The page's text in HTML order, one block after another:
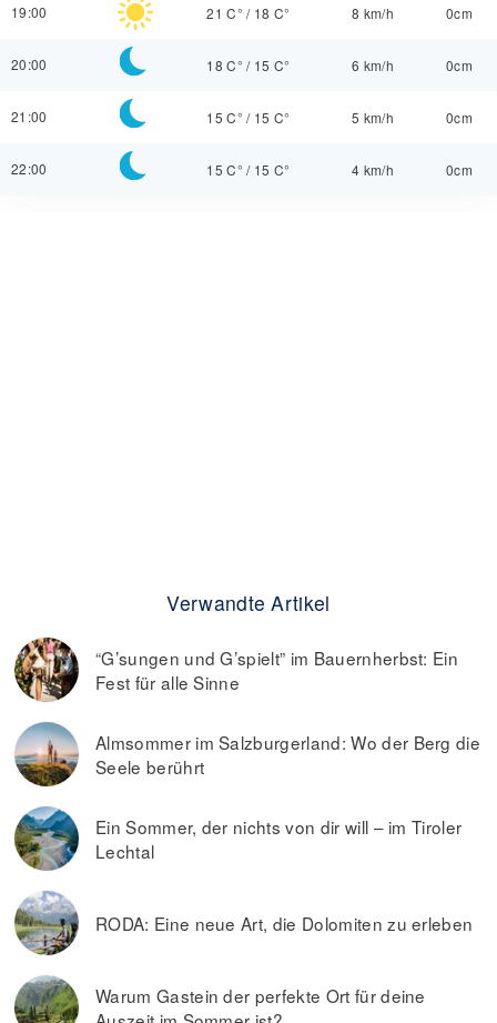
19:00 21 C° / 18 C° 8 km/h 0cm
20:00 18 C° / 15 C° 6 km/h 0cm
21:00 15 C° / 15 C° 5 km/h 0cm
22:00 15 C° / 15 C° 4 km/h 0cm
Verwandte Artikel
“G’sungen und G’spielt” im Bauernherbst: Ein
Fest für alle Sinne
Almsommer im Salzburgerland: Wo der Berg die
Seele berührt
Ein Sommer, der nichts von dir will – im Tiroler
Lechtal
RODA: Eine neue Art, die Dolomiten zu erleben
Warum Gastein der perfekte Ort für deine